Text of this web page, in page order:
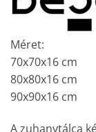
Méret:
70x70x16 cm
80x80x16 cm
90x90x16 cm
A zuhanytálca